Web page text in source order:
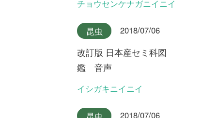
コース一覧 使い方ガイド
掲載図鑑一覧 よくある質問
質問・報告掲示板